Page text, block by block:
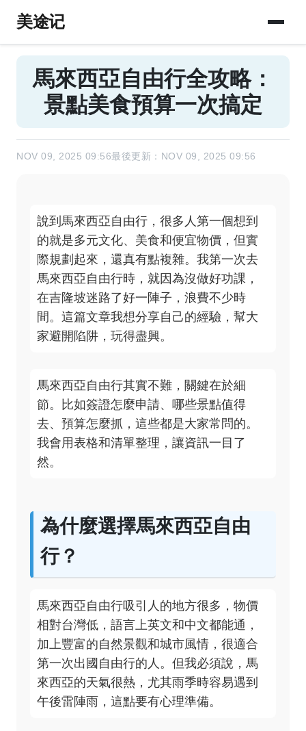
美途记
馬來西亞自由行全攻略：
景點美食預算一次搞定
NOV 09, 2025 09:56最後更新：NOV 09, 2025 09:56
說到馬來西亞自由行，很多人第一個想到
的就是多元文化、美食和便宜物價，但實
際規劃起來，還真有點複雜。我第一次去
馬來西亞自由行時，就因為沒做好功課，
在吉隆坡迷路了好一陣子，浪費不少時
間。這篇文章我想分享自己的經驗，幫大
家避開陷阱，玩得盡興。
馬來西亞自由行其實不難，關鍵在於細
節。比如簽證怎麼申請、哪些景點值得
去、預算怎麼抓，這些都是大家常問的。
我會用表格和清單整理，讓資訊一目了
然。
為什麼選擇馬來西亞自由
行？
馬來西亞自由行吸引人的地方很多，物價
相對台灣低，語言上英文和中文都能通，
加上豐富的自然景觀和城市風情，很適合
第一次出國自由行的人。但我必須說，馬
來西亞的天氣很熱，尤其雨季時容易遇到
午後雷陣雨，這點要有心理準備。